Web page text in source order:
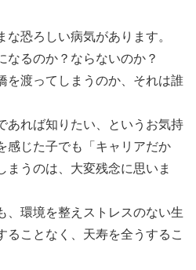
恐ろしい病気があります。
なるのか？ならないのか？
を渡ってしまうのか、それは誰
あれば知りたい、というお気持
感じた子でも「キャリアだか
まうのは、大変残念に思いま
、環境を整えストレスのない生
ることなく、天寿を全うするこ